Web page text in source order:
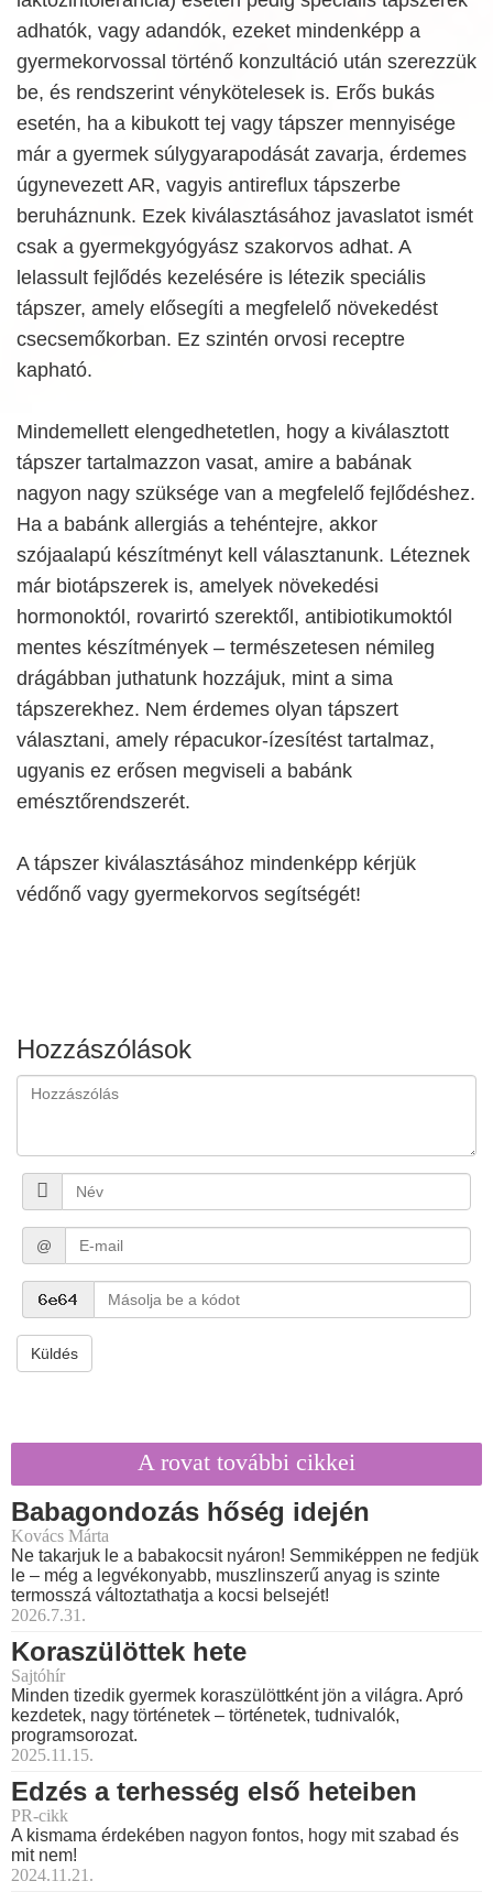
adhatók, vagy adandók, ezeket mindenképp a
gyermekorvossal történő konzultáció után szerezzük
be, és rendszerint vénykötelesek is. Erős bukás
esetén, ha a kibukott tej vagy tápszer mennyisége
már a gyermek súlygyarapodását zavarja, érdemes
úgynevezett AR, vagyis antireflux tápszerbe
beruháznunk. Ezek kiválasztásához javaslatot ismét
csak a gyermekgyógyász szakorvos adhat. A
lelassult fejlődés kezelésére is létezik speciális
tápszer, amely elősegíti a megfelelő növekedést
csecsemőkorban. Ez szintén orvosi receptre
kapható.
Mindemellett elengedhetetlen, hogy a kiválasztott
tápszer tartalmazzon vasat, amire a babának
nagyon nagy szüksége van a megfelelő fejlődéshez.
Ha a babánk allergiás a tehéntejre, akkor
szójaalapú készítményt kell választanunk. Léteznek
már biotápszerek is, amelyek növekedési
hormonoktól, rovarirtó szerektől, antibiotikumoktól
mentes készítmények – természetesen némileg
drágábban juthatunk hozzájuk, mint a sima
tápszerekhez. Nem érdemes olyan tápszert
választani, amely répacukor-ízesítést tartalmaz,
ugyanis ez erősen megviseli a babánk
emésztőrendszerét.
A tápszer kiválasztásához mindenképp kérjük
védőnő vagy gyermekorvos segítségét!
Hozzászólások
@
Küldés
A rovat további cikkei
Babagondozás hőség idején
Kovács Márta
Ne takarjuk le a babakocsit nyáron! Semmiképpen ne fedjük
le – még a legvékonyabb, muszlinszerű anyag is szinte
termosszá változtathatja a kocsi belsejét!
2026.7.31.
Koraszülöttek hete
Sajtóhír
Minden tizedik gyermek koraszülöttként jön a világra. Apró
kezdetek, nagy történetek – történetek, tudnivalók,
programsorozat.
2025.11.15.
Edzés a terhesség első heteiben
PR-cikk
A kismama érdekében nagyon fontos, hogy mit szabad és
mit nem!
2024.11.21.